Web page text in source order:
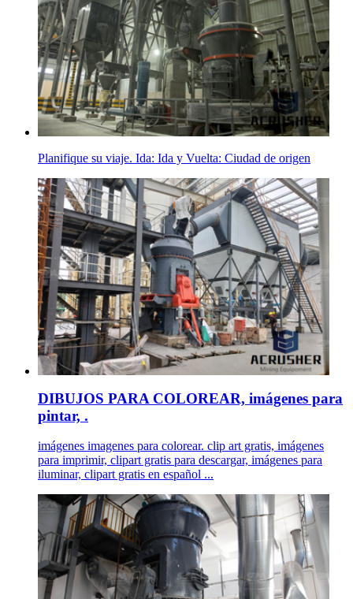
Planifique su viaje. Ida: Ida y Vuelta: Ciudad de origen
DIBUJOS PARA COLOREAR, imágenes para
pintar, .
imágenes imagenes para colorear. clip art gratis, imágenes
para imprimir, clipart gratis para descargar, imágenes para
iluminar, clipart gratis en español ...